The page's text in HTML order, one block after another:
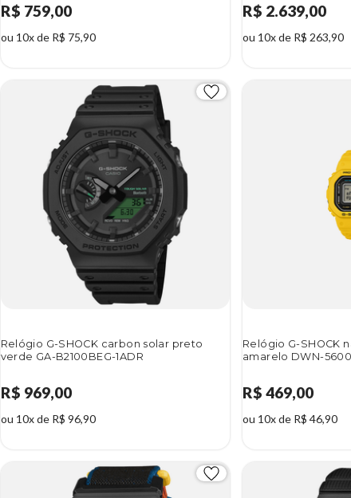
R$ 759,00
ou 10x de R$ 75,90
R$ 2.639,00
ou 10x de R$ 263,90
Relógio G-SHOCK carbon solar preto
verde GA-B2100BEG-1ADR
R$ 969,00
ou 10x de R$ 96,90
Relógio G-SHOCK
amarelo DWN-
R$ 469,00
ou 10x de R$ 46,90